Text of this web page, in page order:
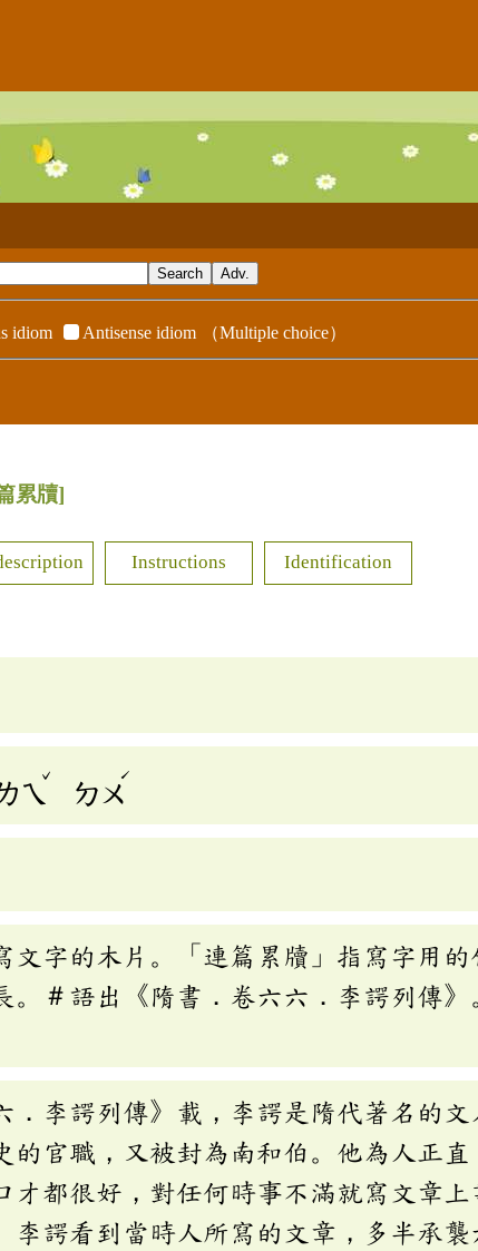
idiom Antisense idiom （Multiple choice）
累牘]
Instructions Identification
ㄟ
ˇ
ㄉㄨ
ˊ
文字的木片。「連篇累牘」指寫字用
。＃語出《隋書．卷六六．李諤列傳》
．李諤列傳》載，李諤是隋代著名的
的官職，又被封為南和伯。他為人正
才都很好，對任何時事不滿就寫文章
李諤看到當時人所寫的文章，多半承